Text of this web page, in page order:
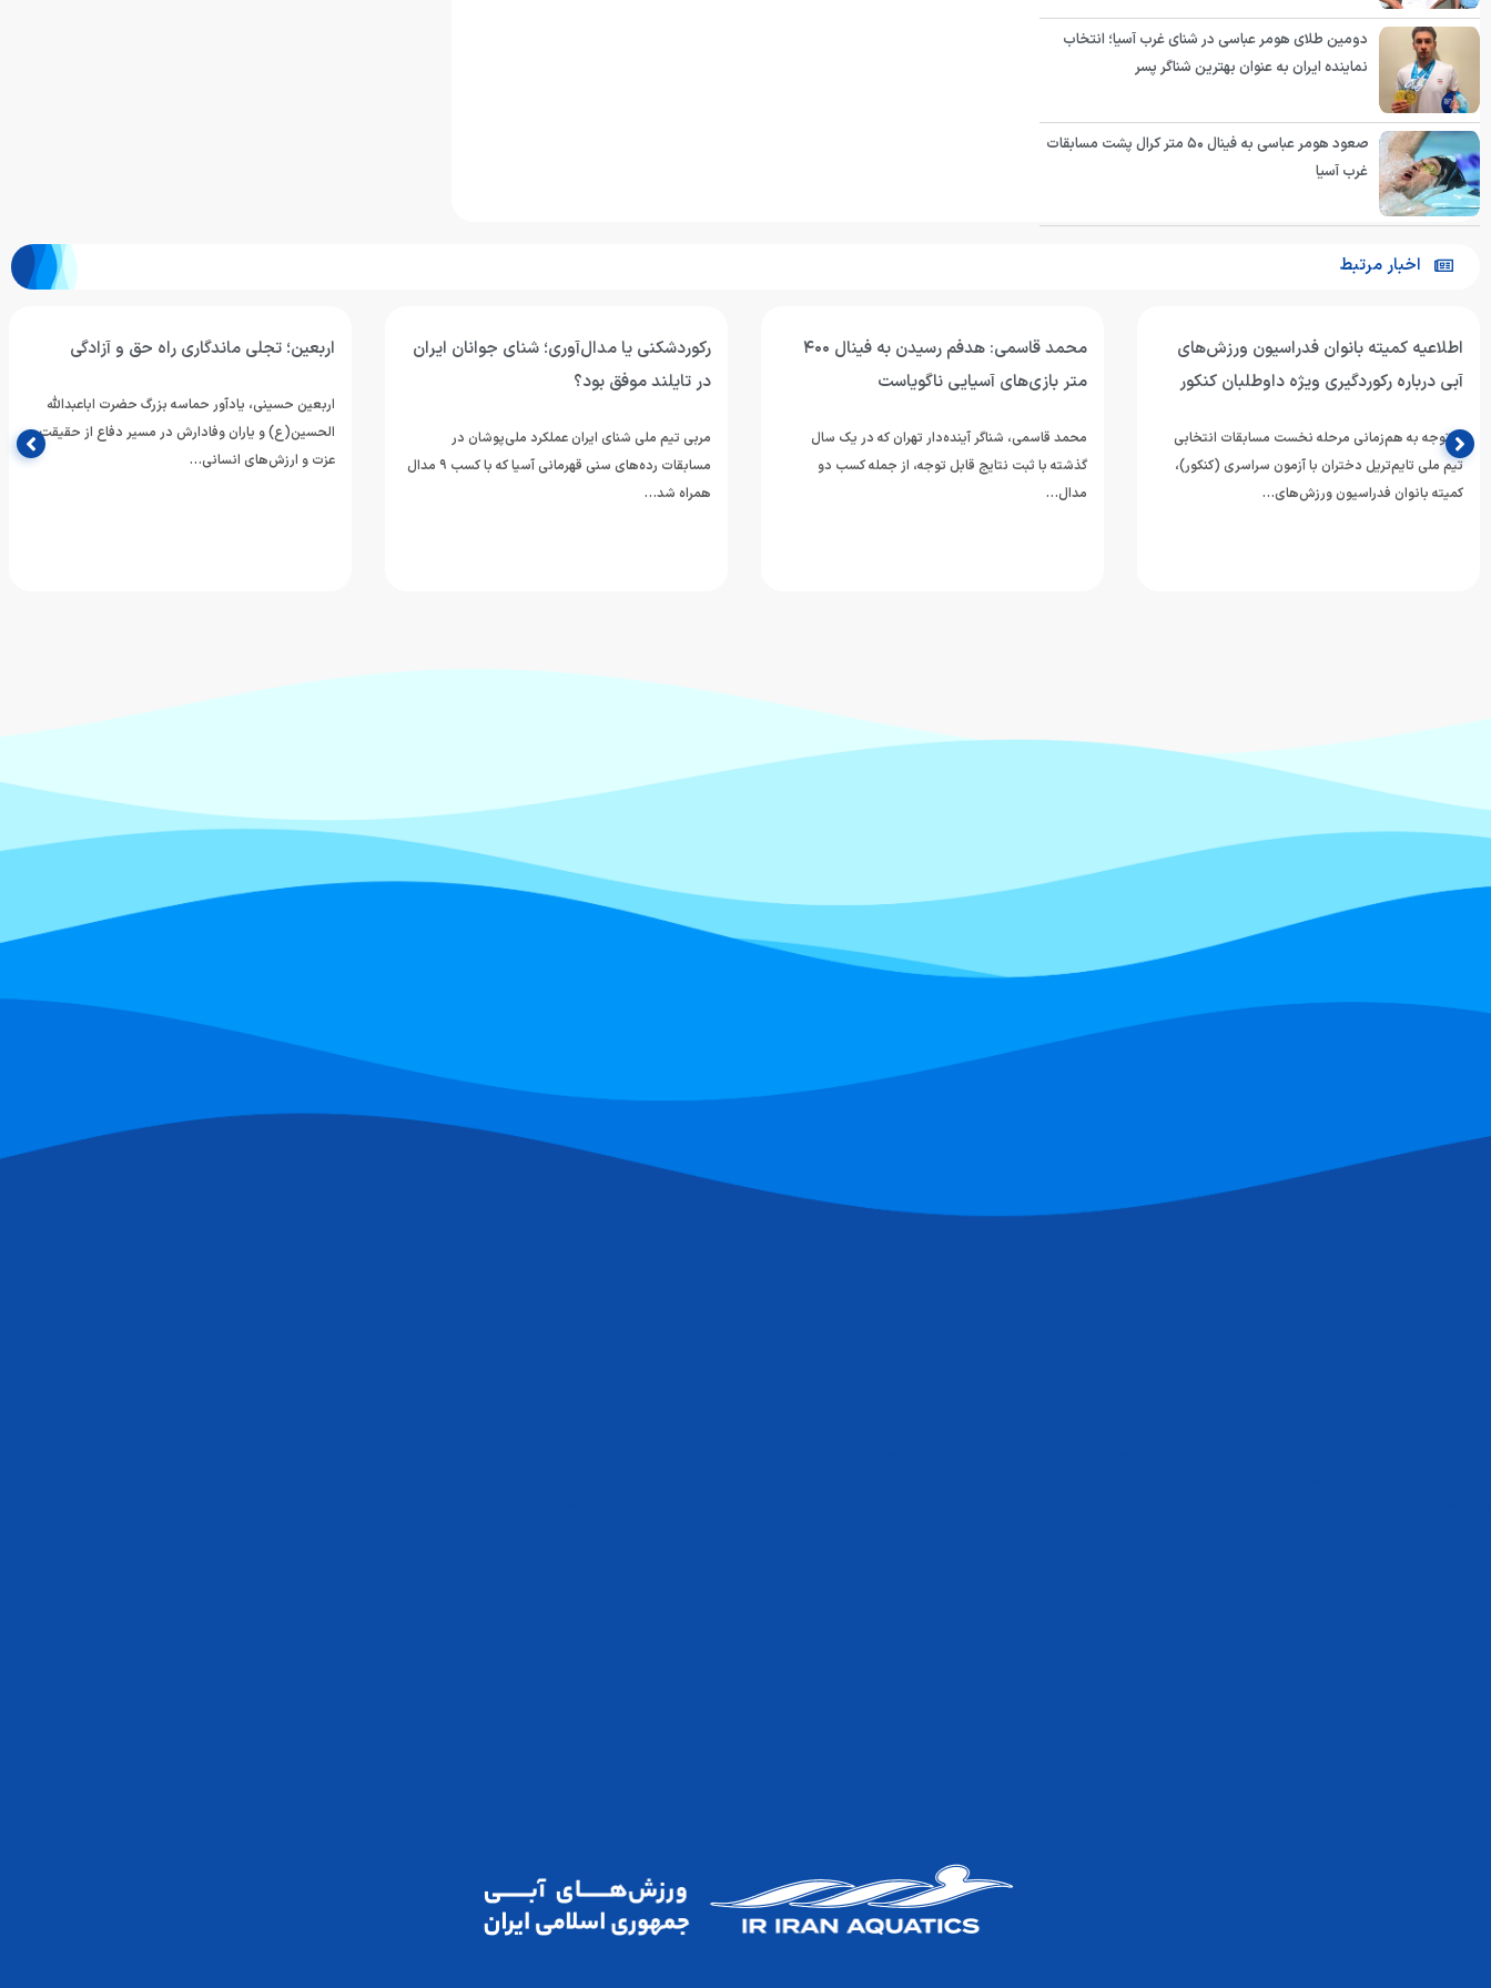
دومین طلای هومر عباسی در شنای غرب آسیا؛ انتخاب
نماینده ایران به عنوان بهترین شناگر پسر
صعود هومر عباسی به فینال ۵۰ متر کرال پشت مسابقات
غرب آسیا
اخبار مرتبط
اطلاعیه کمیته بانوان فدراسیون ورزش‌های
آبی درباره رکوردگیری ویژه داوطلبان کنکور
با توجه به هم‌زمانی مرحله نخست مسابقات انتخابی
تیم ملی تایم‌تریل دختران با آزمون سراسری (کنکور)،
کمیته بانوان فدراسیون ورزش‌های…
محمد قاسمی: هدفم رسیدن به فینال ۴۰۰
متر بازی‌های آسیایی ناگویاست
محمد قاسمی، شناگر آینده‌دار تهران که در یک سال
گذشته با ثبت نتایج قابل توجه، از جمله کسب دو
مدال…
رکوردشکنی یا مدال‌آوری؛ شنای جوانان ایران
در تایلند موفق بود؟
مربی تیم ملی شنای ایران عملکرد ملی‌پوشان در
مسابقات رده‌های سنی قهرمانی آسیا که با کسب ۹ مدال
همراه شد…
اربعین؛ تجلی ماندگاری راه حق و آزادگی
اربعین حسینی، یادآور حماسه بزرگ حضرت اباعبدالله
الحسین(ع) و یاران وفادارش در مسیر دفاع از حقیقت،
عزت و ارزش‌های انسانی…